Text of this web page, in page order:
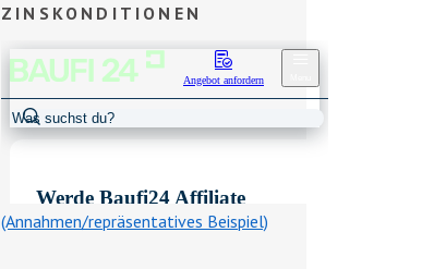
ZINSKONDITIONEN
(Annahmen/repräsentatives Beispiel)